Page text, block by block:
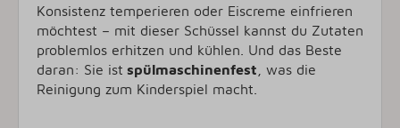
Konsistenz temperieren oder Eiscreme einfrieren
möchtest – mit dieser Schüssel kannst du Zutaten
problemlos erhitzen und kühlen. Und das Beste
daran: Sie ist spülmaschinenfest , was die
Reinigung zum Kinderspiel macht.